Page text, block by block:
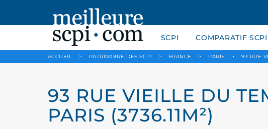
SCPI COMPARATIF SCPI
ACCUEIL > PATRIMOINE DES SCPI > FRANCE > PARIS > 93 RUE
93 RUE VIEILLE DU
PARIS (3736.11M²)